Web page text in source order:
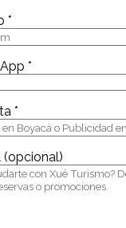
*
*
*
(opcional)